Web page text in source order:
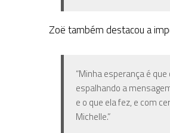
Zoë também destacou a
“Minha esperança é
espalhando a
e o que ela fez, e com
Michelle.”